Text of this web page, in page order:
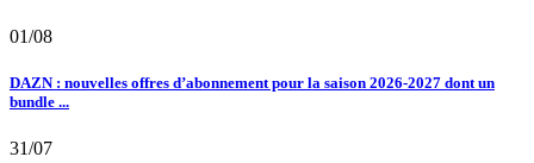
01/08
DAZN : nouvelles offres d’abonnement pour la saison 2026-2027 dont un
bundle ...
31/07